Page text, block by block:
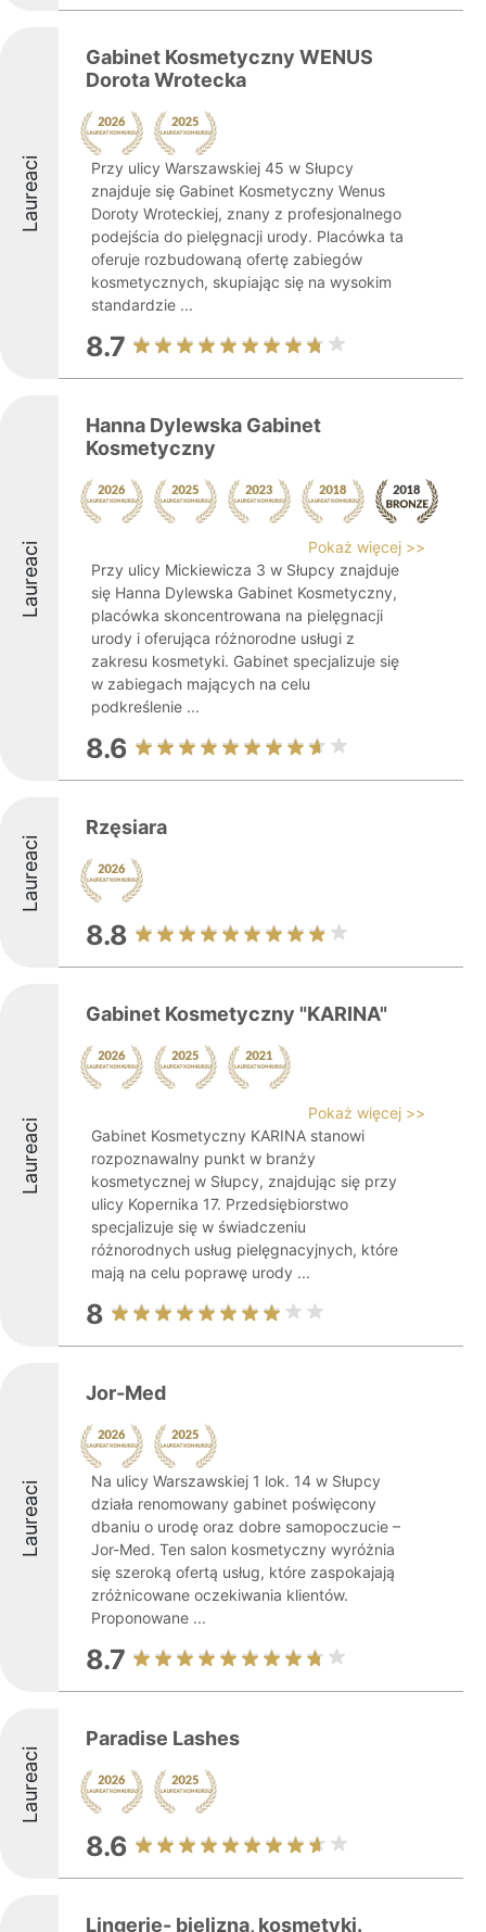
Laureaci
Gabinet Kosmetyczny WENUS
Dorota Wrotecka
Przy ulicy Warszawskiej 45 w Słupcy
znajduje się Gabinet Kosmetyczny Wenus
Doroty Wroteckiej, znany z profesjonalnego
podejścia do pielęgnacji urody. Placówka ta
oferuje rozbudowaną ofertę zabiegów
kosmetycznych, skupiając się na wysokim
standardzie ...
8.7
Laureaci
Hanna Dylewska Gabinet
Kosmetyczny
Pokaż więcej >>
Przy ulicy Mickiewicza 3 w Słupcy znajduje
się Hanna Dylewska Gabinet Kosmetyczny,
placówka skoncentrowana na pielęgnacji
urody i oferująca różnorodne usługi z
zakresu kosmetyki. Gabinet specjalizuje się
w zabiegach mających na celu
podkreślenie ...
8.6
Laureaci
Rzęsiara
8.8
Laureaci
Gabinet Kosmetyczny "KARINA"
Pokaż więcej >>
Gabinet Kosmetyczny KARINA stanowi
rozpoznawalny punkt w branży
kosmetycznej w Słupcy, znajdując się przy
ulicy Kopernika 17. Przedsiębiorstwo
specjalizuje się w świadczeniu
różnorodnych usług pielęgnacyjnych, które
mają na celu poprawę urody ...
8
Laureaci
Jor-Med
Na ulicy Warszawskiej 1 lok. 14 w Słupcy
działa renomowany gabinet poświęcony
dbaniu o urodę oraz dobre samopoczucie –
Jor-Med. Ten salon kosmetyczny wyróżnia
się szeroką ofertą usług, które zaspokajają
zróżnicowane oczekiwania klientów.
Proponowane ...
8.7
Laureaci
Paradise Lashes
8.6
Lingerie- bielizna, kosmetyki.